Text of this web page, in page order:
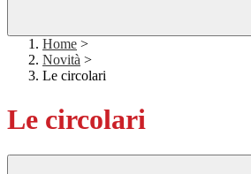
Home >
Novità >
Le circolari
Le circolari